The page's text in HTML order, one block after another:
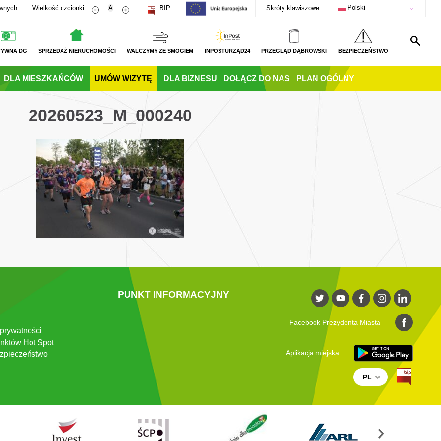
Wielkość czcionki Zmniejsz rozmiar czcionki
A Zwiększ rozmiar czcionki
BIP Skróty klawiszowe Polski
DG SPRZEDAŻ NIERUCHOMOŚCI WALCZYMY ZE SMOGIEM INPOSTURZĄD24 PRZEGLĄD DĄBROWSKI BEZPIECZEŃSTWO
DLA MIESZKAŃCÓW UMÓW WIZYTĘ DLA BIZNESU DOŁĄCZ DO NAS PLAN OGÓLNY
20260523_M_000240
Hot Spot
PUNKT INFORMACYJNY
Facebook Prezydenta Miasta
Aplikacja miejska
PL